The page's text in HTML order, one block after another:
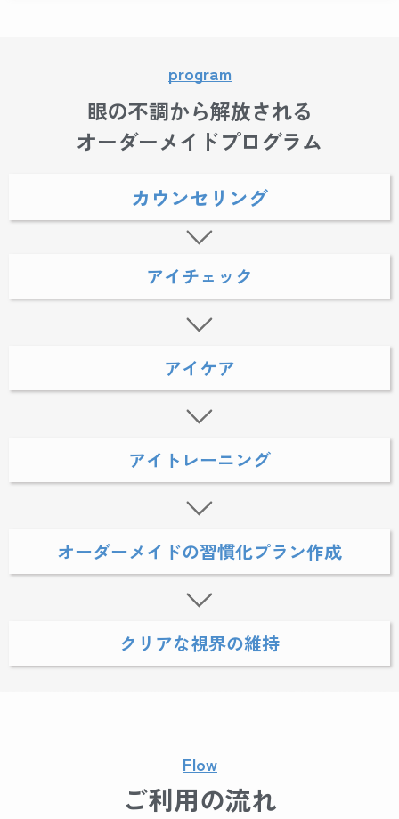
program
眼の不調から解放される
オーダーメイドプログラム
カウンセリング
アイチェック
アイケア
アイトレーニング
オーダーメイドの習慣化プラン作成
クリアな視界の維持
Flow
ご利用の流れ